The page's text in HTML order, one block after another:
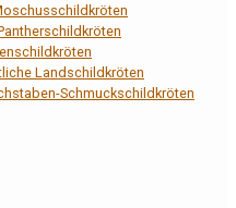
Landschildkröten
Schmuckschildkröten